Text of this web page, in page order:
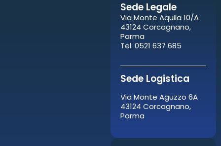
Sede Legale
Via Monte Aquila 10/A
43124 Corcagnano,
Parma
Tel. 0521 637 685
Sede Logistica
Via Monte Aguzzo 6A
43124 Corcagnano,
Parma